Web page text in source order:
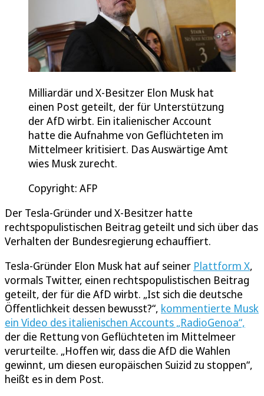
Milliardär und X-Besitzer Elon Musk hat
einen Post geteilt, der für Unterstützung
der AfD wirbt. Ein italienischer Account
hatte die Aufnahme von Geflüchteten im
Mittelmeer kritisiert. Das Auswärtige Amt
wies Musk zurecht.
Copyright: AFP
Der Tesla-Gründer und X-Besitzer hatte
rechtspopulistischen Beitrag geteilt und sich über das
Verhalten der Bundesregierung echauffiert.
Tesla-Gründer Elon Musk hat auf seiner Plattform X,
vormals Twitter, einen rechtspopulistischen Beitrag
geteilt, der für die AfD wirbt. „Ist sich die deutsche
Öffentlichkeit dessen bewusst?“, kommentierte Musk
ein Video des italienischen Accounts „RadioGenoa“,
der die Rettung von Geflüchteten im Mittelmeer
verurteilte. „Hoffen wir, dass die AfD die Wahlen
gewinnt, um diesen europäischen Suizid zu stoppen“,
heißt es in dem Post.